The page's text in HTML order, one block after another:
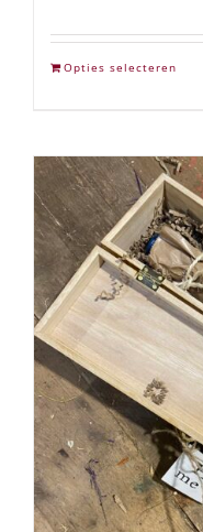
Opties selecteren